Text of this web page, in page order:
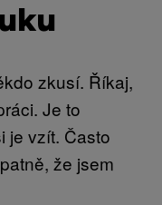
zkusí. Říkaj,
Je to
je vzít. Často
že jsem